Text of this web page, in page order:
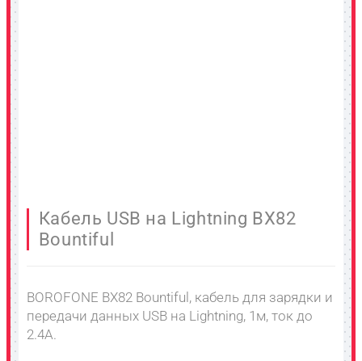
Кабель USB на Lightning BX82
Bountiful
BOROFONE BX82 Bountiful, кабель для зарядки и
передачи данных USB на Lightning, 1м, ток до
2.4A.